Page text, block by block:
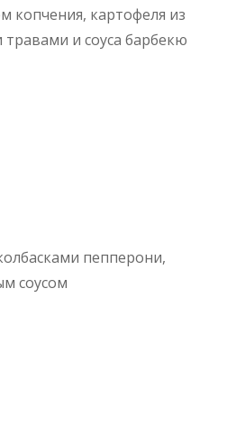
копчения, картофеля из
травами и соуса барбекю
пепперони,
соусом